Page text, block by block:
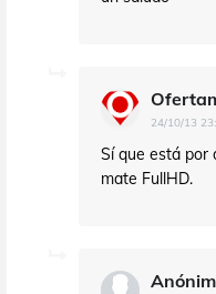
24/10/13
Sí que está por
mate FullHD.